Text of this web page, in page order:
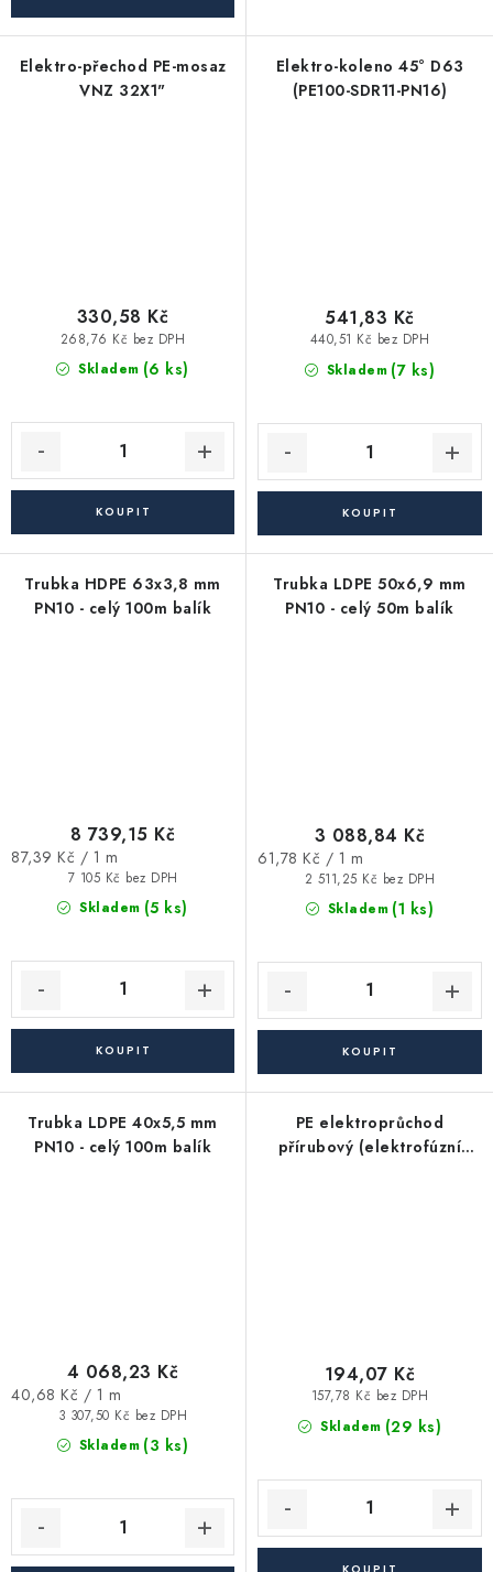
Elektro-přechod PE-mosaz
VNZ 32X1"
Skladem (6 ks)
268,76 Kč bez DPH
330,58 Kč
Elektro-koleno 45° D63
(PE100-SDR11-PN16)
Skladem (7 ks)
440,51 Kč bez DPH
541,83 Kč
Trubka HDPE 63x3,8 mm
PN10 - celý 100m balík
Skladem (5 ks)
7 105 Kč bez DPH
8 739,15 Kč
Měrná
87,39 Kč / 1 m
Trubka LDPE 50x6,9 mm
PN10 - celý 50m balík
Skladem (1 ks)
2 511,25 Kč bez DPH
3 088,84 Kč
Měrná
61,78 Kč / 1 m
Trubka LDPE 40x5,5 mm
PN10 - celý 100m balík
Skladem (3 ks)
3 307,50 Kč bez DPH
4 068,23 Kč
Měrná
40,68 Kč / 1 m
PE elektroprůchod
přírubový (elektrofúzní
Skladem (29 ks)
157,78 Kč bez DPH
194,07 Kč